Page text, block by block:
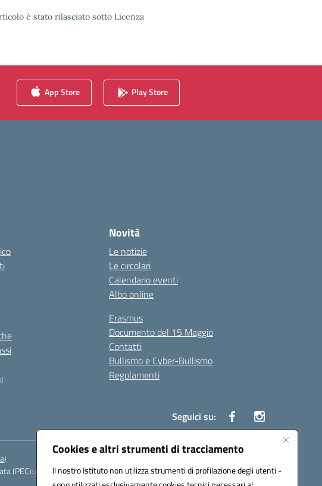
Cookies e altri strumenti di tracciamento
Il nostro Istituto non utilizza strumenti di profilazione degli utenti -
è stato rilasciato sotto Licenza
App Store Play Store
Novità
Le notizie
Le circolari
Calendario eventi
Albo online
Erasmus
Documento del 15 Maggio
Contatti
Bullismo e Cyber-Bullismo
Regolamenti
Seguici su:
(PEC):ceis014005@pec.istruzione.it